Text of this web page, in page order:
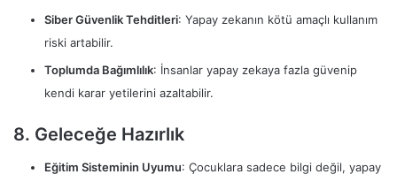
Siber Güvenlik Tehditleri: Yapay zekanın kötü amaçlı kullanım
riski artabilir.
Toplumda Bağımlılık: İnsanlar yapay zekaya fazla güvenip
kendi karar yetilerini azaltabilir.
8. Geleceğe Hazırlık
Eğitim Sisteminin Uyumu: Çocuklara sadece bilgi değil, yapay